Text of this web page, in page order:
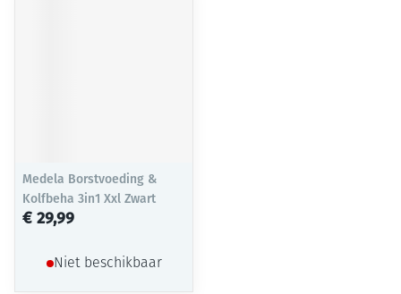
Medela Borstvoeding &
Kolfbeha 3in1 Xxl Zwart
€ 29,99
Niet beschikbaar